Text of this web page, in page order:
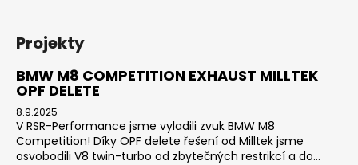
Projekty
BMW M8 COMPETITION EXHAUST MILLTEK
OPF DELETE
8.9.2025
V RSR-Performance jsme vyladili zvuk BMW M8
Competition! Díky OPF delete řešení od Milltek jsme
osvobodili V8 twin-turbo od zbytečných restrikcí a do...